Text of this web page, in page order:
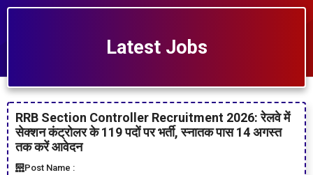
Latest Jobs
RRB Section Controller Recruitment 2026: रेलवे में
सेक्शन कंट्रोलर के 119 पदों पर भर्ती, स्नातक पास 14 अगस्त
तक करें आवेदन
Post Name :